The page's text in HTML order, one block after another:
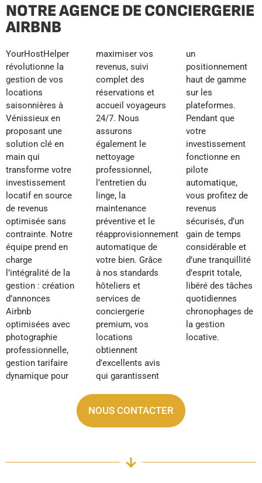
NOTRE AGENCE DE CONCIERGERIE
AIRBNB
YourHostHelper
révolutionne la
gestion de vos
locations
saisonnières à
Vénissieux en
proposant une
solution clé en
main qui
transforme votre
investissement
locatif en source
de revenus
optimisée sans
contrainte. Notre
équipe prend en
charge
l’intégralité de la
gestion : création
d’annonces
Airbnb
optimisées avec
photographie
professionnelle,
gestion tarifaire
dynamique pour
maximiser vos
revenus, suivi
complet des
réservations et
accueil voyageurs
24/7. Nous
assurons
également le
nettoyage
professionnel,
l’entretien du
linge, la
maintenance
préventive et le
réapprovisionnement
automatique de
votre bien. Grâce
à nos standards
hôteliers et
services de
conciergerie
premium, vos
locations
obtiennent
d’excellents avis
qui garantissent
un
positionnement
haut de gamme
sur les
plateformes.
Pendant que
votre
investissement
fonctionne en
pilote
automatique,
vous profitez de
revenus
sécurisés, d’un
gain de temps
considérable et
d’une tranquillité
d’esprit totale,
libéré des tâches
quotidiennes
chronophages de
la gestion
locative.
NOUS CONTACTER